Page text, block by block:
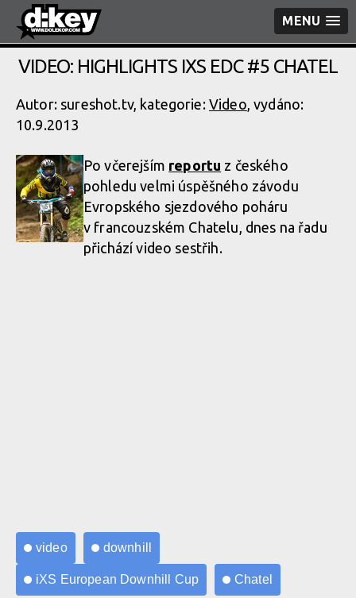
MENU
VIDEO: HIGHLIGHTS IXS EDC #5 CHATEL
Autor: sureshot.tv, kategorie: Video, vydáno:
10.9.2013
Po včerejším reportu z českého
pohledu velmi úspěšného závodu
Evropského sjezdového poháru
v francouzském Chatelu, dnes na řadu
přichází video sestřih.
video downhill
iXS European Downhill Cup Chatel